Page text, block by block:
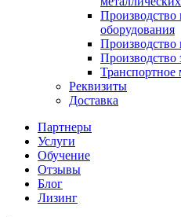
оборудования
Производство
Производство
Реквизиты
Доставка
Партнеры
Услуги
Обучение
Отзывы
Блог
Лизинг